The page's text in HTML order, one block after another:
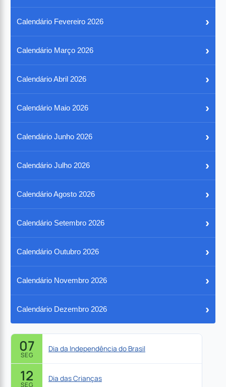
Calendário Fevereiro 2026 ›
Calendário Março 2026 ›
Calendário Abril 2026 ›
Calendário Maio 2026 ›
Calendário Junho 2026 ›
Calendário Julho 2026 ›
Calendário Agosto 2026 ›
Calendário Setembro 2026 ›
Calendário Outubro 2026 ›
Calendário Novembro 2026 ›
Calendário Dezembro 2026 ›
07
SEG
Dia da Independência do Brasil
12
SEG
Dia das Crianças